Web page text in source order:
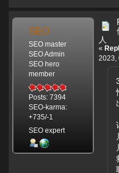
SEO
SEO master
SEO Admin
SEO hero
member
Posts: 7394
SEO-karma:
+735/-1
SEO expert
人
«
2023,